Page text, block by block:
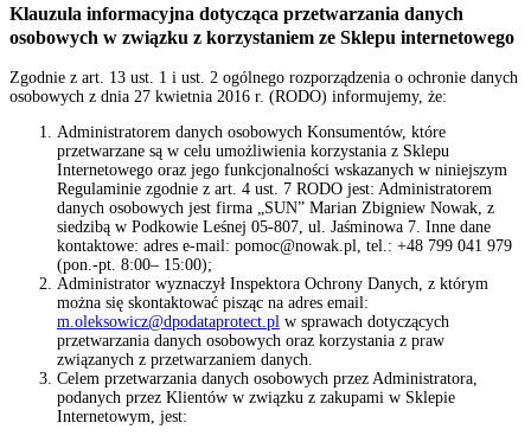
Klauzula informacyjna dotycząca przetwarzania danych
osobowych w związku z korzystaniem ze Sklepu internetowego
Zgodnie z art. 13 ust. 1 i ust. 2 ogólnego rozporządzenia o ochronie danych
osobowych z dnia 27 kwietnia 2016 r. (RODO) informujemy, że:
Administratorem danych osobowych Konsumentów, które
przetwarzane są w celu umożliwienia korzystania z Sklepu
Internetowego oraz jego funkcjonalności wskazanych w niniejszym
Regulaminie zgodnie z art. 4 ust. 7 RODO jest: Administratorem
danych osobowych jest firma „SUN” Marian Zbigniew Nowak, z
siedzibą w Podkowie Leśnej 05-807, ul. Jaśminowa 7. Inne dane
kontaktowe: adres e-mail: pomoc@nowak.pl, tel.: +48 799 041 979
(pon.-pt. 8:00– 15:00);
Administrator wyznaczył Inspektora Ochrony Danych, z którym
można się skontaktować pisząc na adres email:
m.oleksowicz@dpodataprotect.pl w sprawach dotyczących
przetwarzania danych osobowych oraz korzystania z praw
związanych z przetwarzaniem danych.
Celem przetwarzania danych osobowych przez Administratora,
podanych przez Klientów w związku z zakupami w Sklepie
Internetowym, jest: